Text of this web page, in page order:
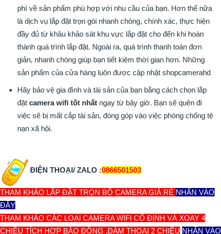
phí về sản phẩm phù hợp với nhu cầu của bạn. Hơn thế nữa
là dịch vụ lắp đặt trọn gói nhanh chóng, chính xác, thực hiện
đầy đủ từ khâu khảo sát khu vực lắp đặt cho đến khi hoàn
thành quá trình lắp đặt. Ngoài ra, quá trình thanh toán đơn
giản, nhanh chóng giúp bạn tiết kiệm thời gian hơn. Những
sản phẩm của cửa hàng luôn được cập nhật shopcamerahd
Hãy bảo vệ gia đình và tài sản của bạn bằng cách chọn lắp
đặt camera wifi tốt nhấtngay từ bây giờ. Bạn sẽ quên đi
việc sẽ bị mất cắp tài sản, đóng góp vào việc phòng chống tệ
nạn xã hội.
ĐIỆN THOẠI/ ZALO :0866501503
THAM KHẢO LẮP ĐẶT TRỌN BỘ CAMERA GIÁ RẺ NHẤN VÀO
ĐÂY
THAM KHẢO CÁC LOẠI CAMERA WIFI CỐ ĐỊNH VÀ XOAY 4
CHIỀU TÍCH HỢP BÁO ĐỘNG ,ĐÀM THOẠI 2 CHIỀU NHẤN VÀO